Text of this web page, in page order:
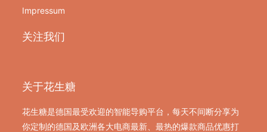
Impressum
关注我们
关于花生糖
花生糖是德国最受欢迎的智能导购平台，每天不间断分享为
你定制的德国及欧洲各大电商最新、最热的爆款商品优惠打